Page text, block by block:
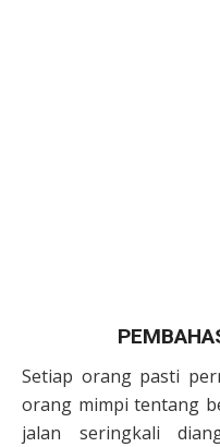
Setiap orang pasti
orang mimpi tentang
jalan seringkali